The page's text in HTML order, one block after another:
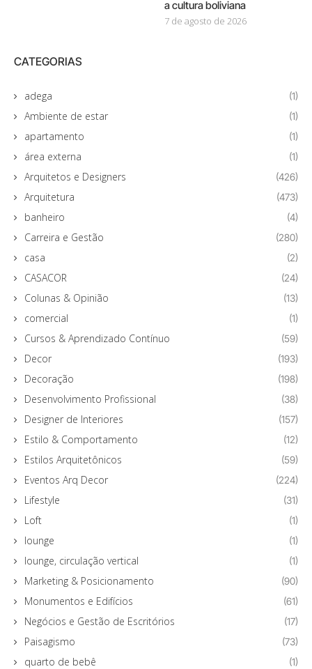
a cultura boliviana
7 de agosto de 2026
CATEGORIAS
adega (1)
Ambiente de estar (1)
apartamento (1)
área externa (1)
Arquitetos e Designers (426)
Arquitetura (473)
banheiro (4)
Carreira e Gestão (280)
casa (2)
CASACOR (24)
Colunas & Opinião (13)
comercial (1)
Cursos & Aprendizado Contínuo (59)
Decor (193)
Decoração (198)
Desenvolvimento Profissional (38)
Designer de Interiores (157)
Estilo & Comportamento (12)
Estilos Arquitetônicos (59)
Eventos Arq Decor (224)
Lifestyle (31)
Loft (1)
lounge (1)
lounge, circulação vertical (1)
Marketing & Posicionamento (90)
Monumentos e Edifícios (61)
Negócios e Gestão de Escritórios (17)
Paisagismo (73)
quarto de bebê (1)